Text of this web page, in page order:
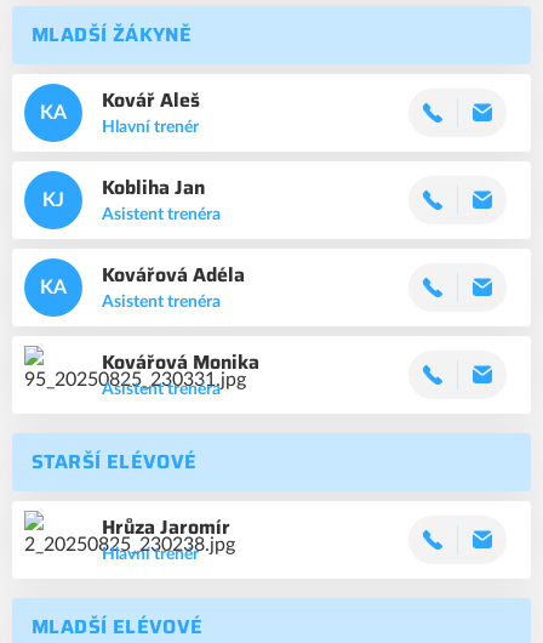
MLADŠÍ ŽÁKYNĚ
KA Aleš
Kovář
Hlavní trenér
KJ Jan
Kobliha
Asistent trenéra
KA Adéla
Kovářová
Asistent trenéra
Monika
Kovářová
Asistent trenéra
STARŠÍ ELÉVOVÉ
Jaromír
Hrůza
Hlavní trenér
MLADŠÍ ELÉVOVÉ